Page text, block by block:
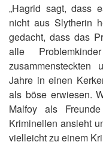
„Hagrid sagt, dass
nicht aus Slytherin
gedacht, dass das
alle
Jahre in einen
als böse erwiesen.
Malfoy als
Kriminellen ansieht
vielleicht zu einem